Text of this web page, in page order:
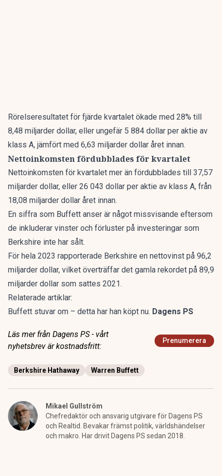
Rörelseresultatet för fjärde kvartalet ökade med 28% till
8,48 miljarder dollar, eller ungefär 5 884 dollar per aktie av
klass A, jämfört med 6,63 miljarder dollar året innan.
Nettoinkomsten fördubblades för kvartalet
Nettoinkomsten för kvartalet mer än fördubblades till 37,57
miljarder dollar, eller 26 043 dollar per aktie av klass A, från
18,08 miljarder dollar året innan.
En siffra som Buffett anser är något missvisande eftersom
de inkluderar vinster och förluster på investeringar som
Berkshire inte har sålt.
För hela 2023 rapporterade Berkshire en nettovinst på 96,2
miljarder dollar, vilket överträffar det gamla rekordet på 89,9
miljarder dollar som sattes 2021.
Relaterade artiklar:
Buffett stuvar om – detta har han köpt nu. Dagens PS
Läs mer från Dagens PS - vårt
nyhetsbrev är kostnadsfritt:
Prenumerera
Berkshire Hathaway Warren Buffett
Mikael Gullström
Chefredaktör och ansvarig utgivare för Dagens PS
och Realtid. Bevakar främst politik, världshändelser
och makro. Har drivit Dagens PS sedan 2018.